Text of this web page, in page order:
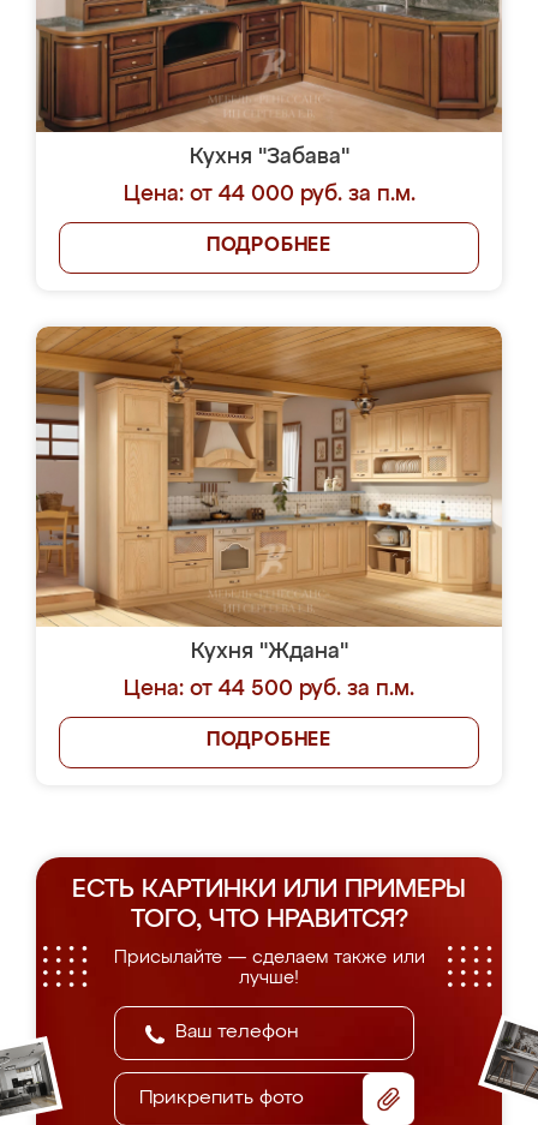
Кухня "Забава"
Цена: от 44 000 руб. за п.м.
ПОДРОБНЕЕ
Кухня "Ждана"
Цена: от 44 500 руб. за п.м.
ПОДРОБНЕЕ
ЕСТЬ КАРТИНКИ ИЛИ ПРИМЕРЫ
ТОГО, ЧТО НРАВИТСЯ?
Присылайте — сделаем также или
лучше!
Прикрепить фото